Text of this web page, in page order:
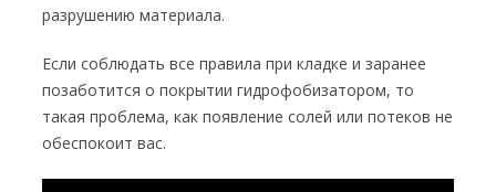
разрушению материала.
Если соблюдать все правила при кладке и заранее
позаботится о покрытии гидрофобизатором, то
такая проблема, как появление солей или потеков не
обеспокоит вас.